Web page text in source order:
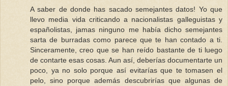
A saber de donde has sacado semejantes datos! Yo que
llevo media vida criticando a nacionalistas galleguistas y
españolistas, jamas ninguno me había dicho semejantes
sarta de burradas como parece que te han contado a ti.
Sinceramente, creo que se han reído bastante de ti luego
de contarte esas cosas. Aun así, deberías documentarte un
poco, ya no solo porque así evitarías que te tomasen el
pelo, sino porque además descubrirías que algunas de